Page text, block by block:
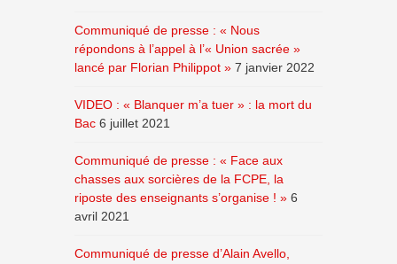
Communiqué de presse : « Nous
répondons à l’appel à l’« Union sacrée »
lancé par Florian Philippot » 7 janvier 2022
VIDEO : « Blanquer m’a tuer » : la mort du
Bac 6 juillet 2021
Communiqué de presse : « Face aux
chasses aux sorcières de la FCPE, la
riposte des enseignants s’organise ! » 6
avril 2021
Communiqué de presse d’Alain Avello,